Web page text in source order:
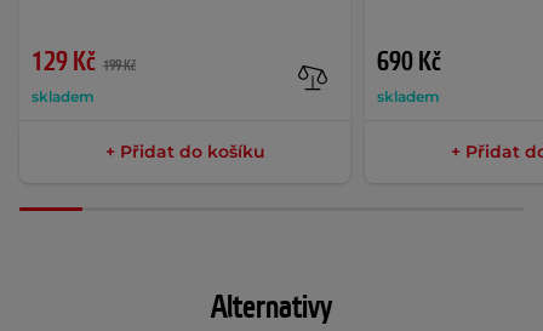
129 Kč 199 Kč
skladem
+ Přidat do košíku
690 Kč
skladem
+ Přidat
Alternativy